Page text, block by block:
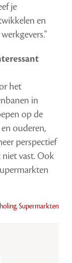
je
en
het
in
op de
ouderen,
perspectief
niet vast. Ook
,Supermarkten